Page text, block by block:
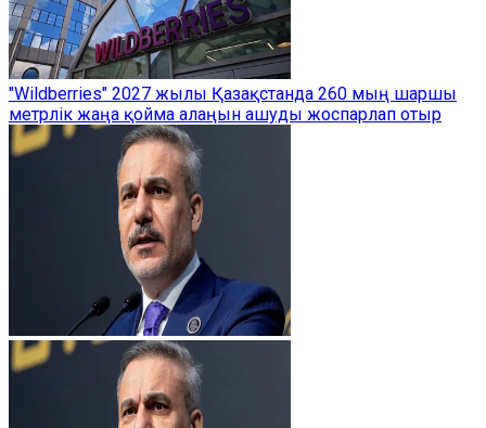
"Wildberries" 2027 жылы Қазақстанда 260 мың шаршы
метрлік жаңа қойма алаңын ашуды жоспарлап отыр